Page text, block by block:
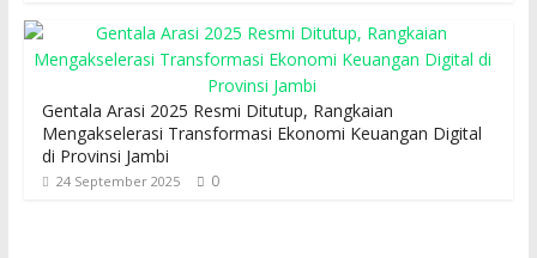
Gentala Arasi 2025 Resmi Ditutup, Rangkaian
Mengakselerasi Transformasi Ekonomi Keuangan Digital
di Provinsi Jambi
24 September 2025 0